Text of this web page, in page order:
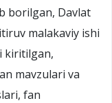
borilgan, Davlat
malakaviy ishi
kiritilgan,
mavzulari va
fan